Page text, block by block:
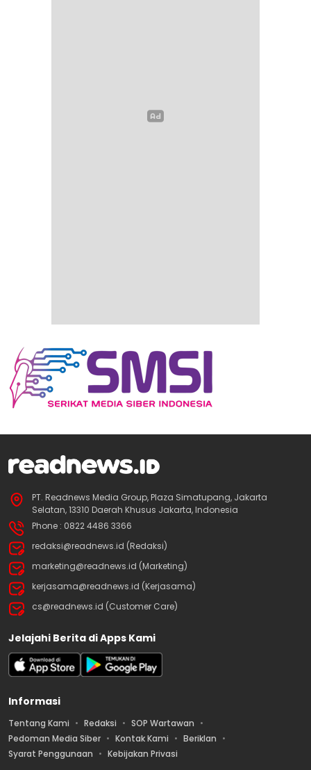
PT. Readnews Media Group, Plaza Simatupang, Jakarta
Selatan, 13310 Daerah Khusus Jakarta, Indonesia
Phone : 0822 4486 3366
redaksi@readnews.id (Redaksi)
marketing@readnews.id (Marketing)
kerjasama@readnews.id (Kerjasama)
cs@readnews.id (Customer Care)
Jelajahi Berita di Apps Kami
Informasi
Tentang Kami Redaksi
SOP Wartawan
Pedoman Media Siber
Kontak Kami
Beriklan
Syarat Penggunaan
Kebijakan Privasi